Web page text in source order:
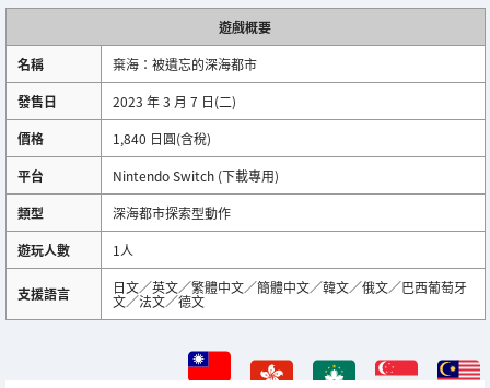
遊戲概要
名稱
棄海：被遺忘的深海都市
發售日
2023 年 3 月 7 日(二)
價格
1,840 日圓(含稅)
平台
Nintendo Switch (下載專用)
類型
深海都市探索型動作
遊玩人數
1人
支援語言 日文／英文／繁體中文／簡體中文／韓文／俄文／巴西葡萄牙
文／法文／德文